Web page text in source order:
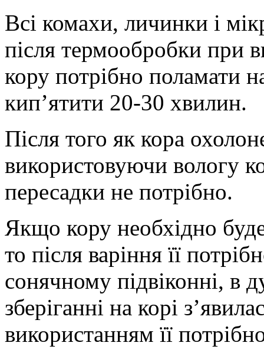
Всі комахи, личинки і
після термообробки при
кору потрібно поламати
кип’ятити 20-30 хвилин.
Після того як кора
використовуючи вологу
пересадки не потрібно.
Якщо кору необхідно
то після варіння її
сонячному підвіконні, в
зберіганні на корі
використанням її